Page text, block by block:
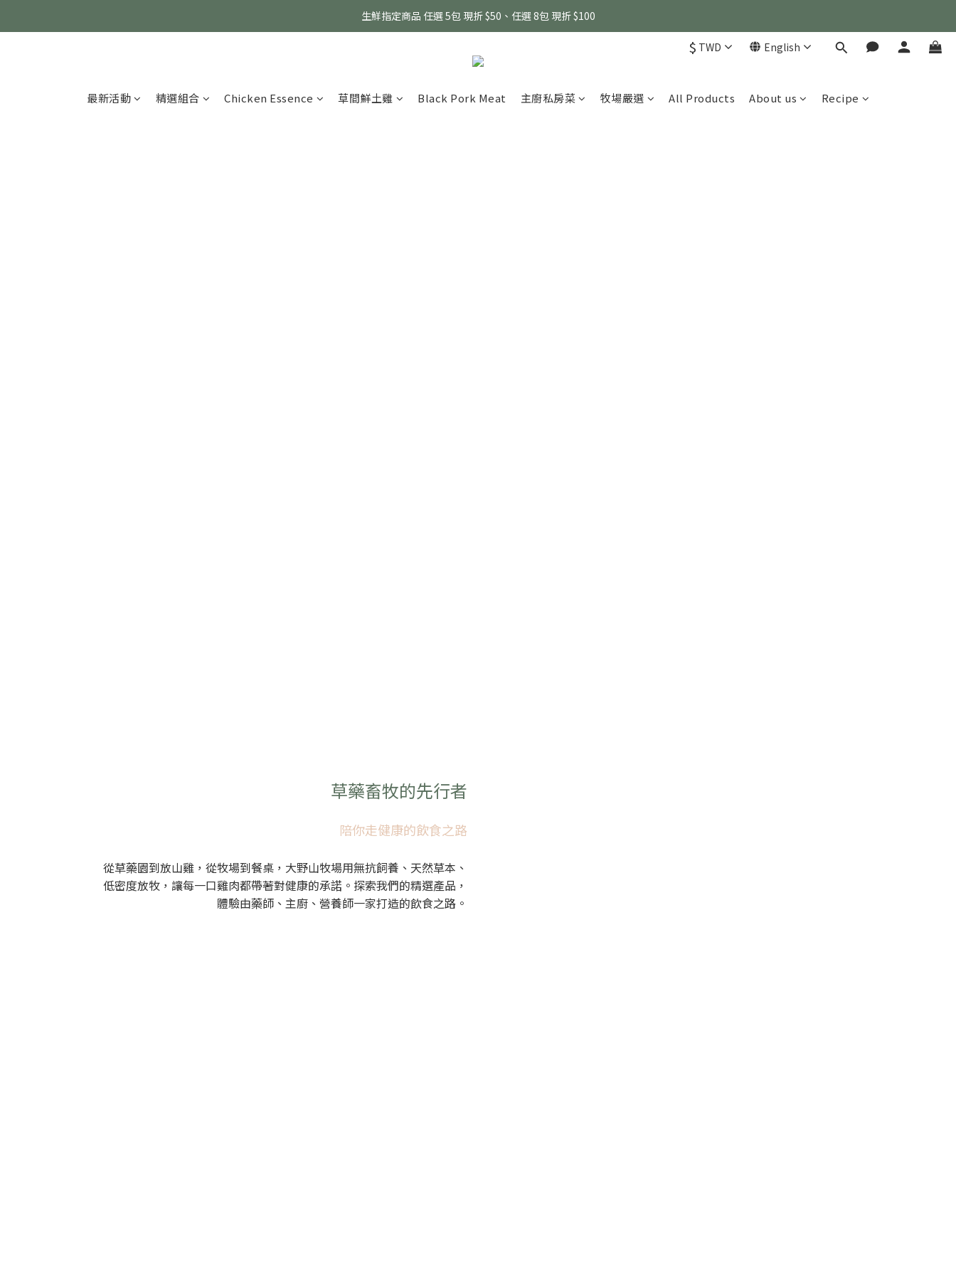
消費滿 $1800 贈送原味滴雞精1包、$6000 贈送黑金豬肉鬆 (指定商品除外)
生鮮指定商品 任選 5包 現折 $50、任選 8包 現折 $100
$ TWD English
最新活動 精選組合 Chicken Essence 草間鮮土雞 Black Pork Meat 主廚私房菜 牧場嚴選 All Products About us Recipe
草藥畜牧的先行者
陪你走健康的飲食之路
從草藥園到放山雞，從牧場到餐桌，大野山牧場用無抗飼養、天然草本、
低密度放牧，讓每一口雞肉都帶著對健康的承諾。探索我們的精選產品，
體驗由藥師、主廚、營養師一家打造的飲食之路。